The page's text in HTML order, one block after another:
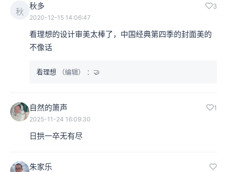
秋
秋多 3
2020-12-15 14:06:47
看理想的设计审美太棒了，中国经典第四季的封面美的
不像话
看理想 （编辑） ：🤝
自然的箫声 1
2025-11-24 16:09:30
日拱一卒无有尽
朱家乐